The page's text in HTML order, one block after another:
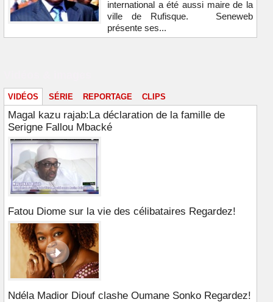
international a été aussi maire de la
ville de Rufisque. Seneweb
présente ses...
VIDÉOS SÉRIE REPORTAGE CLIPS
Magal kazu rajab:La déclaration de la famille de
Serigne Fallou Mbacké
Fatou Diome sur la vie des célibataires Regardez!
Ndéla Madior Diouf clashe Oumane Sonko Regardez!